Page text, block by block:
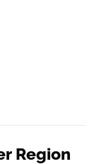
Region